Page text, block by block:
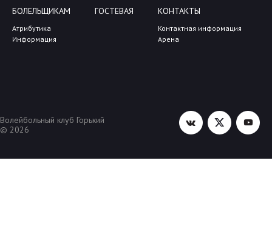
БОЛЕЛЬЩИКАМ
Атрибутика
Информация
ГОСТЕВАЯ КОНТАКТЫ
Контактная информация
Арена
Волейбольный клуб Горький
© 2026